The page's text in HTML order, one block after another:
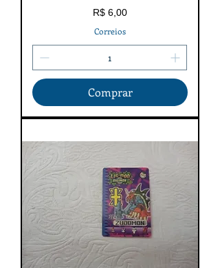
Preço
R$ 6,00
Correios
Comprar